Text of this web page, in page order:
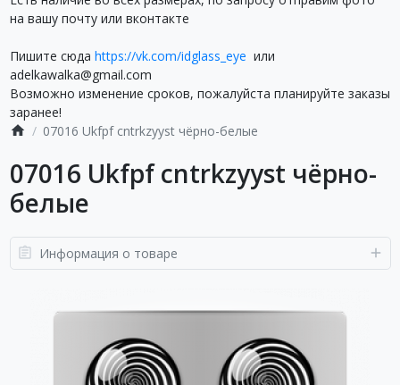
на вашу почту или вконтакте
Пишите сюда https://vk.com/idglass_eye или
adelkawalka@gmail.com
Возможно изменение сроков, пожалуйста планируйте заказы
заранее!
07016 Ukfpf cntrkzyyst чёрно-белые
07016 Ukfpf cntrkzyyst чёрно-
белые
Информация о товаре